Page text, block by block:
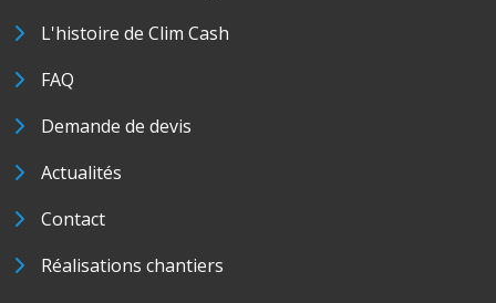
L'histoire de Clim Cash
FAQ
Demande de devis
Actualités
Contact
Réalisations chantiers